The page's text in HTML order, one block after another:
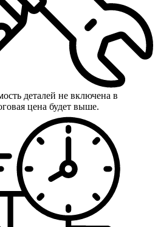
деталей не включена в
цена будет выше.